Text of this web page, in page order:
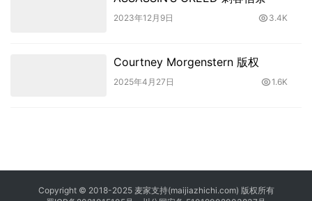
2023年12月9日 3.4K
Courtney Morgenstern 版权
2025年4月27日 1.6K
Copyright © 2018-2025 麦家支持(maijiazhichi.com) 版权所有